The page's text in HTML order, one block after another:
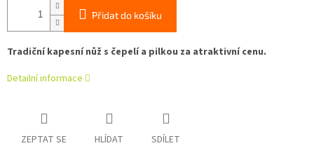
Přidat do košíku
Tradiční kapesní nůž s čepelí a pilkou za atraktivní cenu.
Detailní informace
ZEPTAT SE HLÍDAT SDÍLET